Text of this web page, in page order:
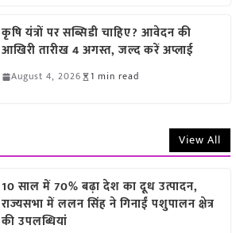
कृषि यंत्रों पर सब्सिडी चाहिए? आवेदन की
आखिरी तारीख 4 अगस्त, जल्द करें अप्लाई
August 4, 2026 1 min read
View All
10 साल में 70% बढ़ा देश का दूध उत्पादन,
राज्यसभा में ललन सिंह ने गिनाईं पशुपालन क्षेत्र
की उपलब्धियां